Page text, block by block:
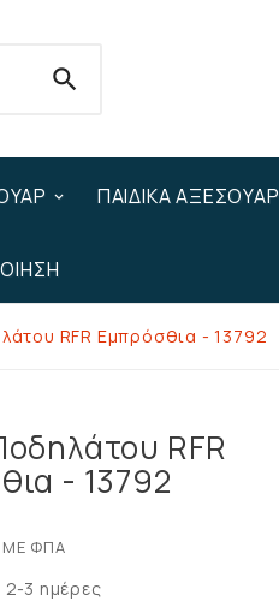

ΠΑΙΔΙΚΆ ΑΞΕΣΟΥΆΡ
RFR Εμπρόσθια - 13792
RFR
- 13792
ΜΕ ΦΠΑ
3 ημέρες